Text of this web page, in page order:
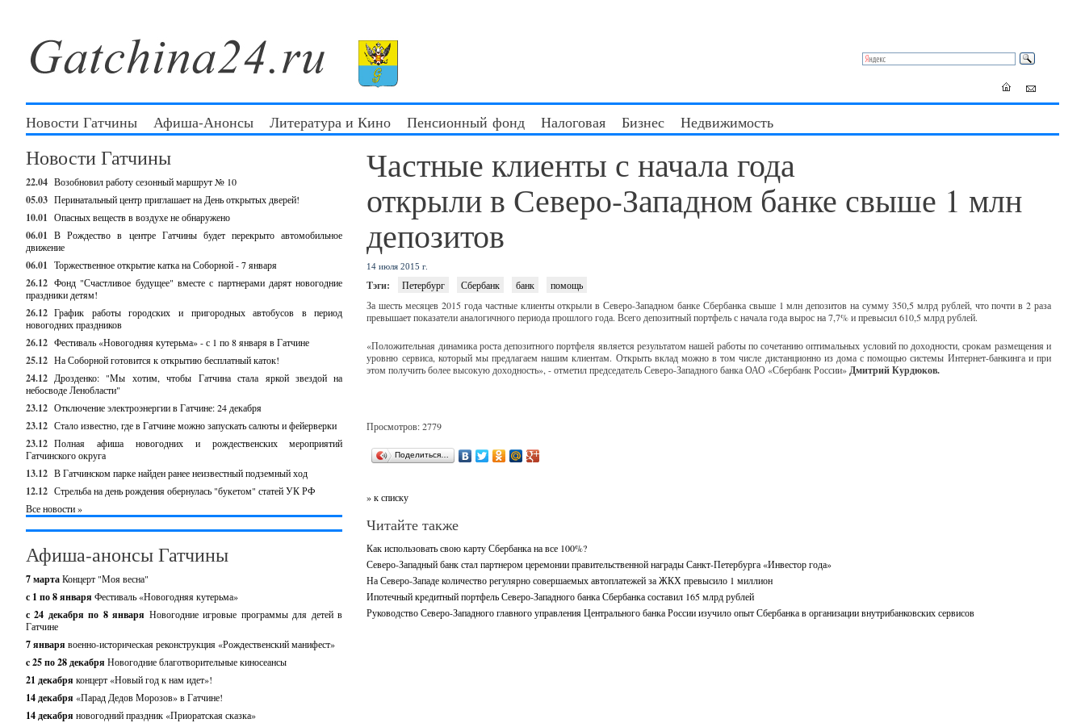
Новости Гатчины Афиша-Анонсы Литература и Кино Пенсионный фонд Налоговая Бизнес Недвижимость
Новости Гатчины
22.04 Возобновил работу сезонный маршрут № 10
05.03 Перинатальный центр приглашает на День открытых дверей!
10.01 Опасных веществ в воздухе не обнаружено
06.01 В Рождество в центре Гатчины будет перекрыто автомобильное
движение
06.01 Торжественное открытие катка на Соборной - 7 января
26.12 Фонд "Счастливое будущее" вместе с партнерами дарят новогодние
праздники детям!
26.12 График работы городских и пригородных автобусов в период
новогодних праздников
26.12 Фестиваль «Новогодняя кутерьма» - с 1 по 8 января в Гатчине
25.12 На Соборной готовится к открытию бесплатный каток!
24.12 Дрозденко: "Мы хотим, чтобы Гатчина стала яркой звездой на
небосводе Ленобласти"
23.12 Отключение электроэнергии в Гатчине: 24 декабря
23.12 Стало известно, где в Гатчине можно запускать салюты и фейерверки
23.12 Полная афиша новогодних и рождественских мероприятий
Гатчинского округа
13.12 В Гатчинском парке найден ранее неизвестный подземный ход
12.12 Стрельба на день рождения обернулась "букетом" статей УК РФ
Все новости »
Афиша-анонсы Гатчины
7 мартаКонцерт "Моя весна"
с 1 по 8 января Фестиваль «Новогодняя кутерьма»
с 24 декабря по 8 января Новогодние игровые программы для детей в
Гатчине
7 января военно-историческая реконструкция «Рождественский манифест»
c 25 по 28 декабря Новогодние благотворительные киносеансы
21 декабря концерт «Новый год к нам идет»!
14 декабря «Парад Дедов Морозов» в Гатчине!
14 декабря новогодний праздник «Приоратская сказка»
Частные клиенты с начала года
открыли в Северо-Западном банке свыше 1 млн
депозитов
14 июля 2015 г.
Тэги: Петербург Сбербанк банк
помощь
За шесть месяцев 2015 года частные клиенты открыли в Северо-Западном банке Сбербанка свыше 1 млн депозитов на сумму 350,5 млрд рублей, что почти в 2 раза
превышает показатели аналогичного периода прошлого года. Всего депозитный портфель с начала года вырос на 7,7% и превысил 610,5 млрд рублей.
«Положительная динамика роста депозитного портфеля является результатом нашей работы по сочетанию оптимальных условий по доходности, срокам размещения и
уровню сервиса, который мы предлагаем нашим клиентам. Открыть вклад можно в том числе дистанционно из дома с помощью системы Интернет-банкинга и при
этом получить более высокую доходность», - отметил председатель Северо-Западного банка ОАО «Сбербанк России» Дмитрий Курдюков.
Просмотров: 2779
Поделиться…
» к списку
Читайте также
Как использовать свою карту Сбербанка на все 100%?
Северо-Западный банк стал партнером церемонии правительственной награды Санкт-Петербурга «Инвестор года»
На Северо-Западе количество регулярно совершаемых автоплатежей за ЖКХ превысило 1 миллион
Ипотечный кредитный портфель Северо-Западного банка Сбербанка составил 165 млрд рублей
Руководство Северо-Западного главного управления Центрального банка России изучило опыт Сбербанка в организации внутрибанковских сервисов